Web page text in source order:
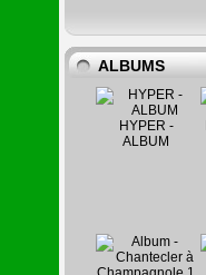
ALBUMS
HYPER -
ALBUM